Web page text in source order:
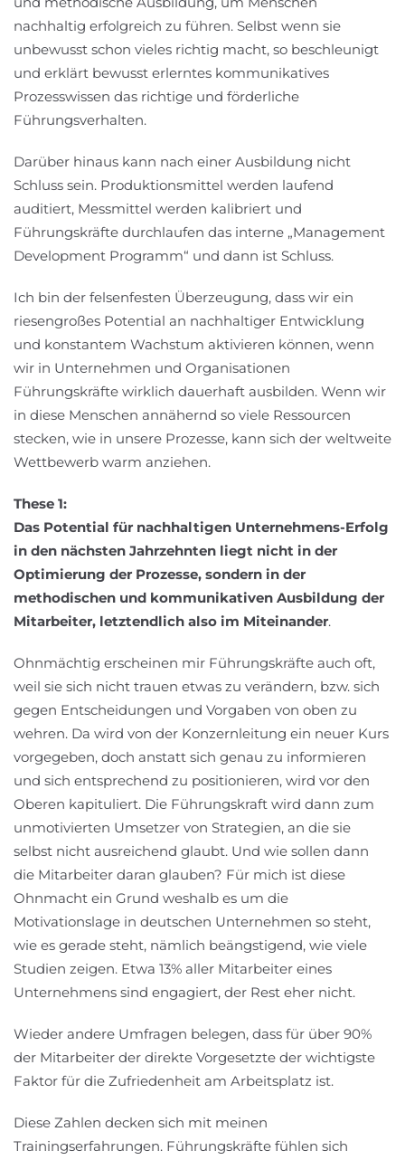
nachhaltig erfolgreich zu führen. Selbst wenn sie
unbewusst schon vieles richtig macht, so beschleunigt
und erklärt bewusst erlerntes kommunikatives
Prozesswissen das richtige und förderliche
Führungsverhalten.
Darüber hinaus kann nach einer Ausbildung nicht
Schluss sein. Produktionsmittel werden laufend
auditiert, Messmittel werden kalibriert und
Führungskräfte durchlaufen das interne „Management
Development Programm“ und dann ist Schluss.
Ich bin der felsenfesten Überzeugung, dass wir ein
riesengroßes Potential an nachhaltiger Entwicklung
und konstantem Wachstum aktivieren können, wenn
wir in Unternehmen und Organisationen
Führungskräfte wirklich dauerhaft ausbilden. Wenn wir
in diese Menschen annähernd so viele Ressourcen
stecken, wie in unsere Prozesse, kann sich der weltweite
Wettbewerb warm anziehen.
These 1:
Das Potential für nachhaltigen Unternehmens-Erfolg
in den nächsten Jahrzehnten liegt nicht in der
Optimierung der Prozesse, sondern in der
methodischen und kommunikativen Ausbildung der
Mitarbeiter, letztendlich also im Miteinander.
Ohnmächtig erscheinen mir Führungskräfte auch oft,
weil sie sich nicht trauen etwas zu verändern, bzw. sich
gegen Entscheidungen und Vorgaben von oben zu
wehren. Da wird von der Konzernleitung ein neuer Kurs
vorgegeben, doch anstatt sich genau zu informieren
und sich entsprechend zu positionieren, wird vor den
Oberen kapituliert. Die Führungskraft wird dann zum
unmotivierten Umsetzer von Strategien, an die sie
selbst nicht ausreichend glaubt. Und wie sollen dann
die Mitarbeiter daran glauben? Für mich ist diese
Ohnmacht ein Grund weshalb es um die
Motivationslage in deutschen Unternehmen so steht,
wie es gerade steht, nämlich beängstigend, wie viele
Studien zeigen. Etwa 13% aller Mitarbeiter eines
Unternehmens sind engagiert, der Rest eher nicht.
Wieder andere Umfragen belegen, dass für über 90%
der Mitarbeiter der direkte Vorgesetzte der wichtigste
Faktor für die Zufriedenheit am Arbeitsplatz ist.
Diese Zahlen decken sich mit meinen
Trainingserfahrungen. Führungskräfte fühlen sich